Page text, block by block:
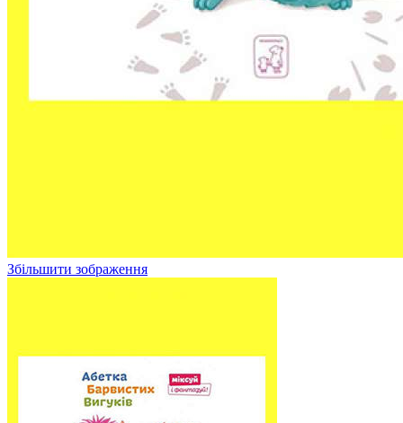
Збільшити зображення